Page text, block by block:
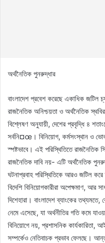
অর্থনৈতিক পুনরুদ্ধার
বাংলাদেশ প্রবেশ করেছে একাধিক জটিল
রাজনৈতিক অনিশ্চয়তা ও অর্থনৈতিক
বিশ্লেষণ অনুযায়ী, দেশের প্রবৃদ্ধি ৪
সর্বনি¤œ। বিনিয়োগ, কর্মসংস্থান ও
স্পষ্টভাবে। এই পরিস্থিতিতে
রাজনৈতিক দাবি নয়- এটি অর্থনৈতিক
ঘটনাপ্রবাহ পরিস্থিতিকে আরও জটিল করে
বিদেশি বিনিয়োগকারীরা অপেক্ষমাণ,
দিশেহারা। বাংলাদেশ ব্যাংকের তথ্যমতে,
নেমে এসেছে, যা অর্থনীতির গতি কমে
বিনিয়োগে নয়, প্রশাসনিক
সম্পর্কেও নেতিবাচক প্রভাব ফেলছে।